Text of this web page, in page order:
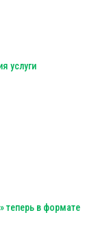
услуги
теперь в формате